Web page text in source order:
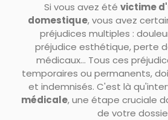
Si vous avez étévictime
domestique, vous avez
préjudices multiples :
préjudice esthétique, perte
médicaux... Tous ces
temporaires ou permanents,
et indemnisés. C'est là
médicale, une étape cruciale
de votre